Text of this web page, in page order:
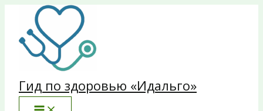
Перейти
содержимому
Гид по здоровью «Идальго»